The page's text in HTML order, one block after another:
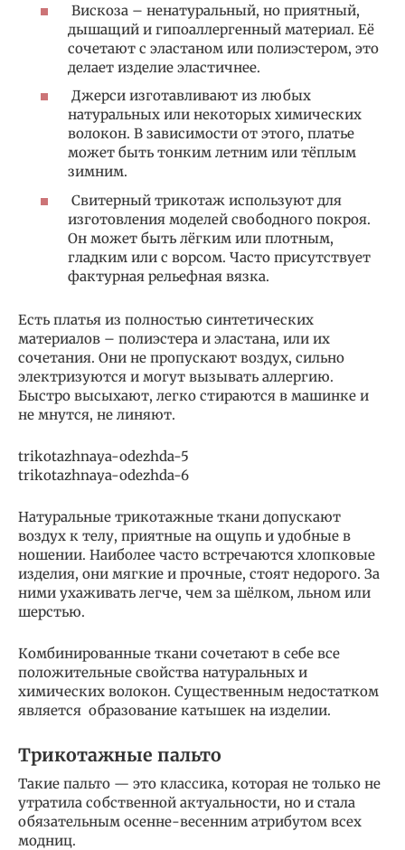
Вискоза – ненатуральный, но приятный,
дышащий и гипоаллергенный материал. Её
сочетают с эластаном или полиэстером, это
делает изделие эластичнее.
Джерси изготавливают из любых
натуральных или некоторых химических
волокон. В зависимости от этого, платье
может быть тонким летним или тёплым
зимним.
Свитерный трикотаж используют для
изготовления моделей свободного покроя.
Он может быть лёгким или плотным,
гладким или с ворсом. Часто присутствует
фактурная рельефная вязка.
Есть платья из полностью синтетических
материалов – полиэстера и эластана, или их
сочетания. Они не пропускают воздух, сильно
электризуются и могут вызывать аллергию.
Быстро высыхают, легко стираются в машинке и
не мнутся, не линяют.
trikotazhnaya-odezhda-5
trikotazhnaya-odezhda-6
Натуральные трикотажные ткани допускают
воздух к телу, приятные на ощупь и удобные в
ношении. Наиболее часто встречаются хлопковые
изделия, они мягкие и прочные, стоят недорого. За
ними ухаживать легче, чем за шёлком, льном или
шерстью.
Комбинированные ткани сочетают в себе все
положительные свойства натуральных и
химических волокон. Существенным недостатком
является образование катышек на изделии.
Трикотажные пальто
Такие пальто — это классика, которая не только не
утратила собственной актуальности, но и стала
обязательным осенне-весенним атрибутом всех
модниц.